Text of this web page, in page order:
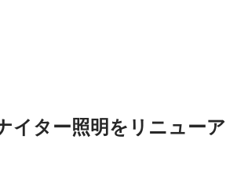
イター照明をリニューア